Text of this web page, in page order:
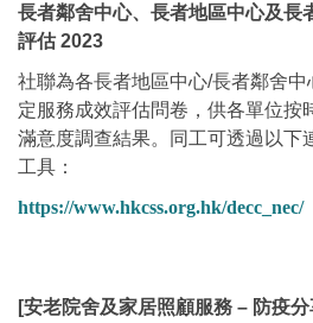
長者鄰舍中心、長者地區中心及長
評估 2023
社聯為各長者地區中心/長者鄰舍中
定服務成效評估問卷，供各單位按
滿意度調查結果。同工可透過以下
工具：
https://www.hkcss.org.hk/decc_nec/
[安老院舍及家居照顧服務 – 防疫